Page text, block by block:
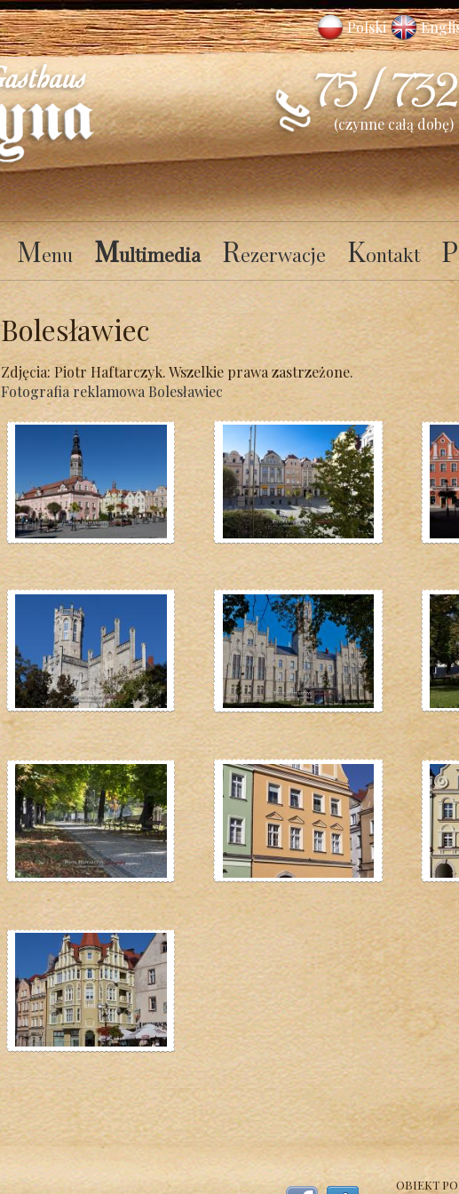
Polski
(czynne całą dobę)
Menu Multimedia Rezerwacje Kontakt P
Bolesławiec
Zdjęcia: Piotr Haftarczyk. Wszelkie prawa zastrzeżone.
Fotografia reklamowa Bolesławiec
OBIEKT